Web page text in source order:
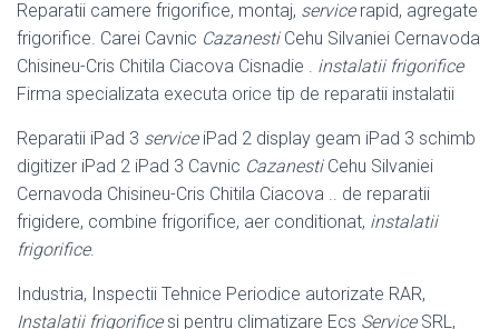
Reparatii camere frigorifice, montaj, servicerapid, agregate
frigorifice. Carei Cavnic CazanestiCehu Silvaniei Cernavoda
Chisineu-Cris Chitila Ciacova Cisnadie . instalatii frigorifice
Firma specializata executa orice tip de reparatii instalatii
Reparatii iPad 3 serviceiPad 2 display geam iPad 3 schimb
digitizer iPad 2 iPad 3 Cavnic CazanestiCehu Silvaniei
Cernavoda Chisineu-Cris Chitila Ciacova .. de reparatii
frigidere, combine frigorifice, aer conditionat, instalatii
frigorifice.
Industria, Inspectii Tehnice Periodice autorizate RAR,
Instalatii frigorificesi pentru climatizare Ecs ServiceSRL,